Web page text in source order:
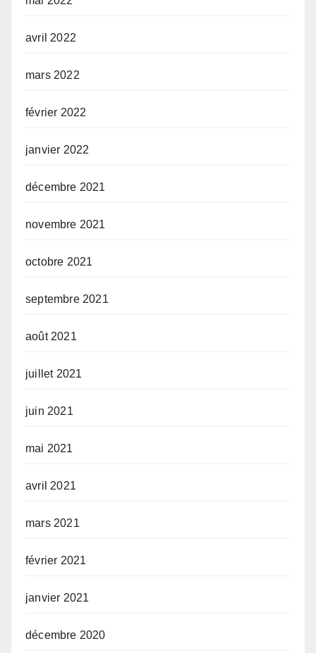
avril 2022
mars 2022
février 2022
janvier 2022
décembre 2021
novembre 2021
octobre 2021
septembre 2021
août 2021
juillet 2021
juin 2021
mai 2021
avril 2021
mars 2021
février 2021
janvier 2021
décembre 2020